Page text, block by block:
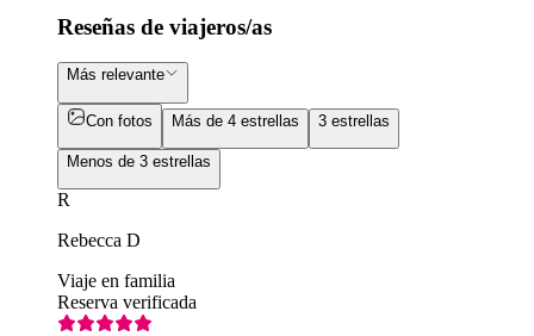
Reseñas de viajeros/as
Más relevante
Con fotos Más de 4 estrellas 3 estrellas
Menos de 3 estrellas
R
Rebecca D
Viaje en familia
Reserva verificada